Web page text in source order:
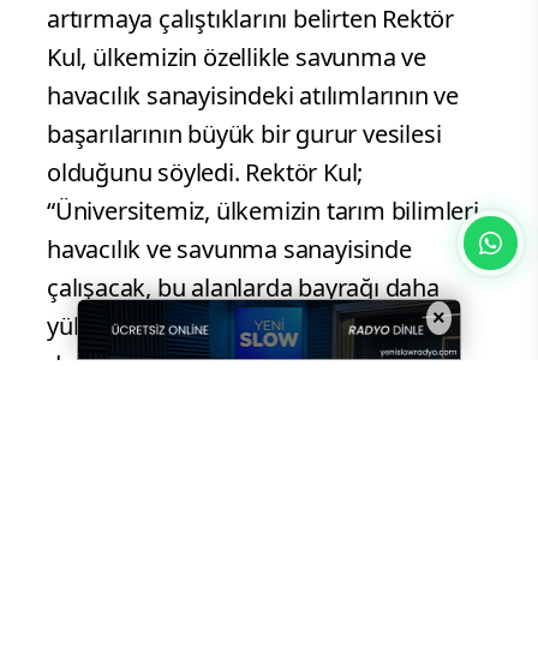
artırmaya çalıştıklarını belirten Rektör
Kul, ülkemizin özellikle savunma ve
havacılık sanayisindeki atılımlarının ve
başarılarının büyük bir gurur vesilesi
olduğunu söyledi. Rektör Kul;
“Üniversitemiz, ülkemizin tarım bilimleri,
havacılık ve savunma sanayisinde
çalışacak, bu alanlarda bayrağı daha
yükseklere taşıyacak nitelikli ve
donanımlı mühendisleri ve
×